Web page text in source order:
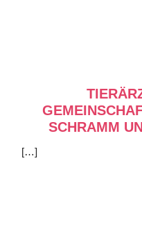
SCHRAMM
[…]